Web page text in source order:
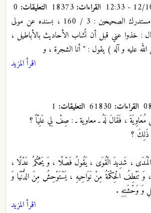
12/10/ القراءات: التعليقات:
روى في مستدرك الصحيحين : 3 / 160 ، بسنده عن مولى
: خذوا عني قبل أن تُشاب الأحاديث بالأباطيل ،
عليه و آله ) يقول : " أنا الشجرة ، و
اقرأ المزيد
القراءات: التعليقات:
، فَقَالَ لَهُ ـ معاوية ـ : صِفْ لِي عَلِيّاً ؟
ذَلِكَ ؟
، شَدِيدَ الْقُوَى ، يَقُولُ فَصْلًا ، وَ يَحْكُمُ عَدْلًا ،
، وَ تَنْطِفُ الْحِكْمَةُ مِنْ نَوَاحِيهِ ، يَسْتَوْحِشُ مِنَ الدُّنْيَا وَ
وَ وَحْشَتِهِ .
اقرأ المزيد